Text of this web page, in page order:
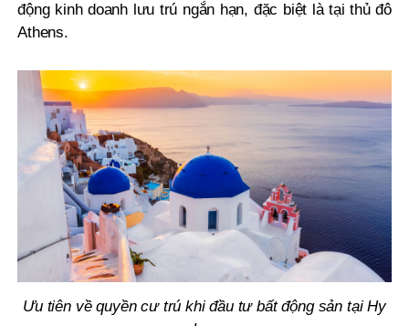
động kinh doanh lưu trú ngắn hạn, đặc biệt là tại thủ đô
Athens.
Ưu tiên về quyền cư trú khi đầu tư bất động sản tại Hy